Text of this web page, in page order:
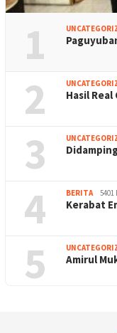
1
2 Hasil
3
4 BERITA
Kerabat
5 Amirul